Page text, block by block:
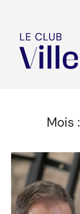
Mois :